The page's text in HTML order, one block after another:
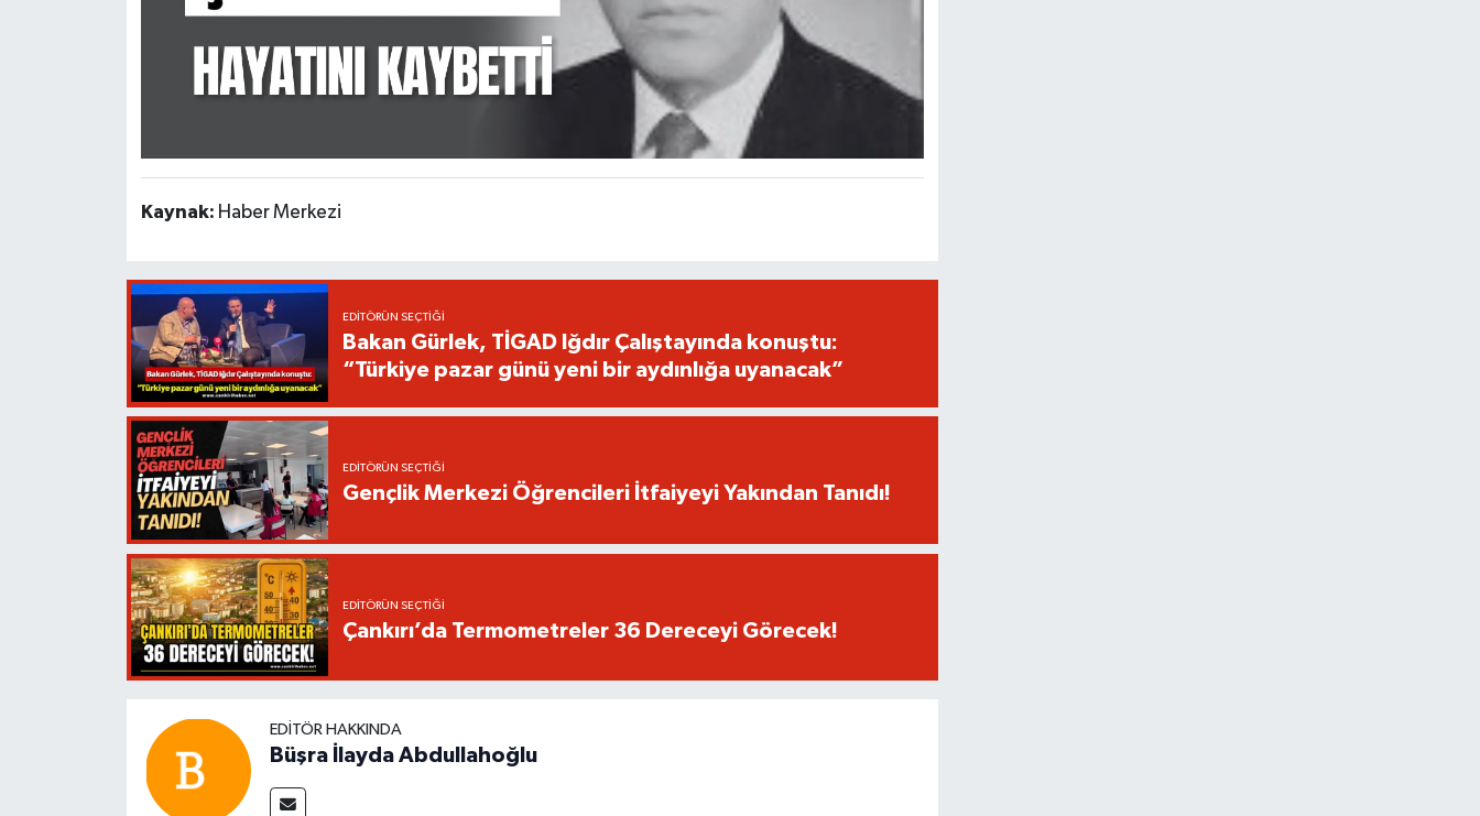
Kaynak: Haber Merkezi
EDITÖRÜN SEÇTIĞI
Bakan Gürlek, TİGAD Iğdır Çalıştayında konuştu:
“Türkiye pazar günü yeni bir aydınlığa uyanacak”
EDITÖRÜN SEÇTIĞI
Gençlik Merkezi Öğrencileri İtfaiyeyi Yakından Tanıdı!
EDITÖRÜN SEÇTIĞI
Çankırı’da Termometreler 36 Dereceyi Görecek!
EDITÖR HAKKINDA
Büşra İlayda Abdullahoğlu